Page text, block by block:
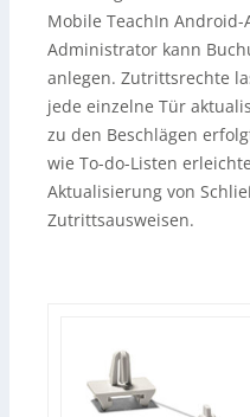
Mobile TeachIn
Administrator kann
anlegen. Zutrittsrechte
jede einzelne Tür
zu den Beschlägen
wie To-do-Listen
Aktualisierung von
Zutrittsausweisen.